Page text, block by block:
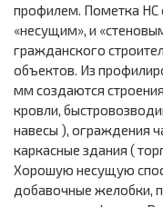
профилем. Пометка НС
«несущим», и
гражданского
объектов. Из
мм создаются
кровли,
навесы ), ограждения
каркасные здания (
Хорошую несущую
добавочные желобки,